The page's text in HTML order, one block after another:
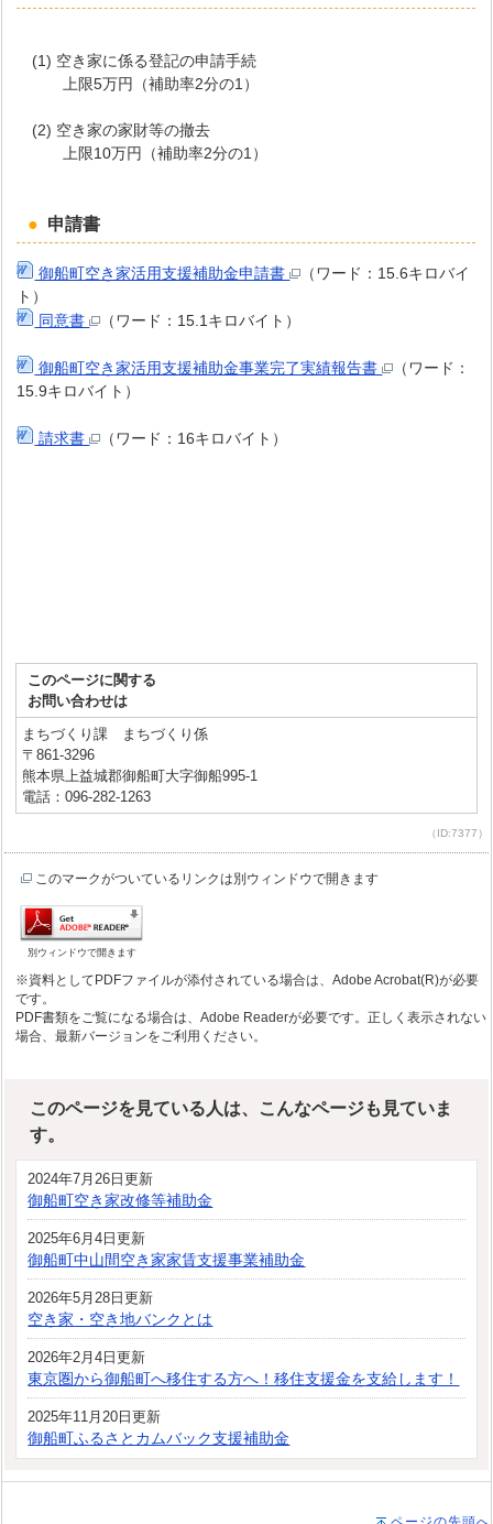
(1) 空き家に係る登記の申請手続
上限5万円（補助率2分の1）
(2) 空き家の家財等の撤去
上限10万円（補助率2分の1）
申請書
御船町空き家活用支援補助金申請書
（ワード：15.6キロバイ
ト）
同意書
（ワード：15.1キロバイト）
御船町空き家活用支援補助金事業完了実績報告書
（ワード：
15.9キロバイト）
請求書 （ワード：16キロバイト）
このページに関する
お問い合わせは
まちづくり課 まちづくり係
〒861-3296
熊本県上益城郡御船町大字御船995-1
電話：096-282-1263
（ID:7377）
このマークがついているリンクは別ウィンドウで開きます
別ウィンドウで開きます
※資料としてPDFファイルが添付されている場合は、Adobe Acrobat(R)が必要
です。
PDF書類をご覧になる場合は、Adobe Readerが必要です。正しく表示されない
場合、最新バージョンをご利用ください。
このページを見ている人は、こんなページも見ていま
す。
2024年7月26日更新
御船町空き家改修等補助金
2025年6月4日更新
御船町中山間空き家家賃支援事業補助金
2026年5月28日更新
空き家・空き地バンクとは
2026年2月4日更新
東京圏から御船町へ移住する方へ！移住支援金を支給します！
2025年11月20日更新
御船町ふるさとカムバック支援補助金